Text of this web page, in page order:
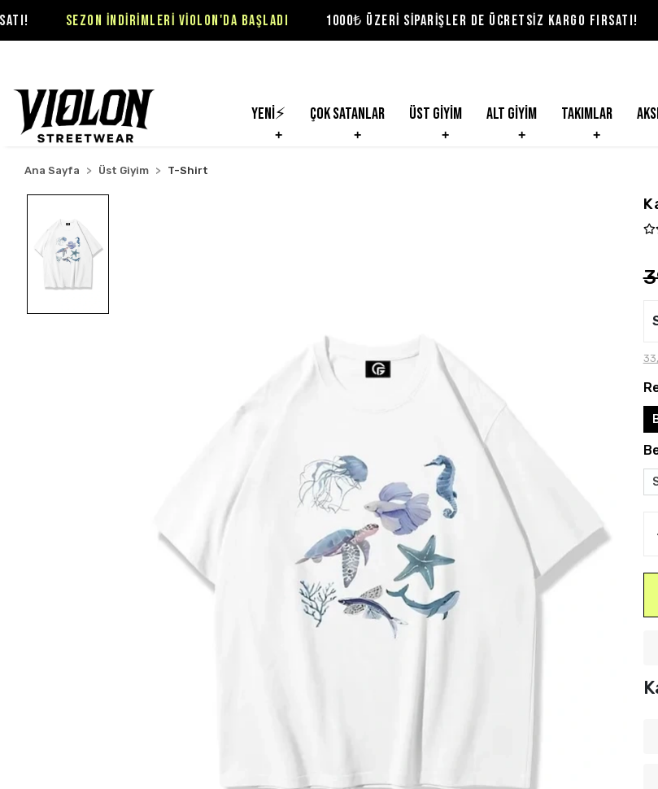
SEZON İNDİRİMLERİ VİOLON'DA BAŞLADI 1000₺ ÜZERİ SİPARİŞLER DE ÜCRETSİZ KARGO FIRSATI! SEZON
Yeni⚡ Çok Satanlar Üst Giyim Alt Giyim Takımlar
Ana Sayfa Üst Giyim T-Shirt